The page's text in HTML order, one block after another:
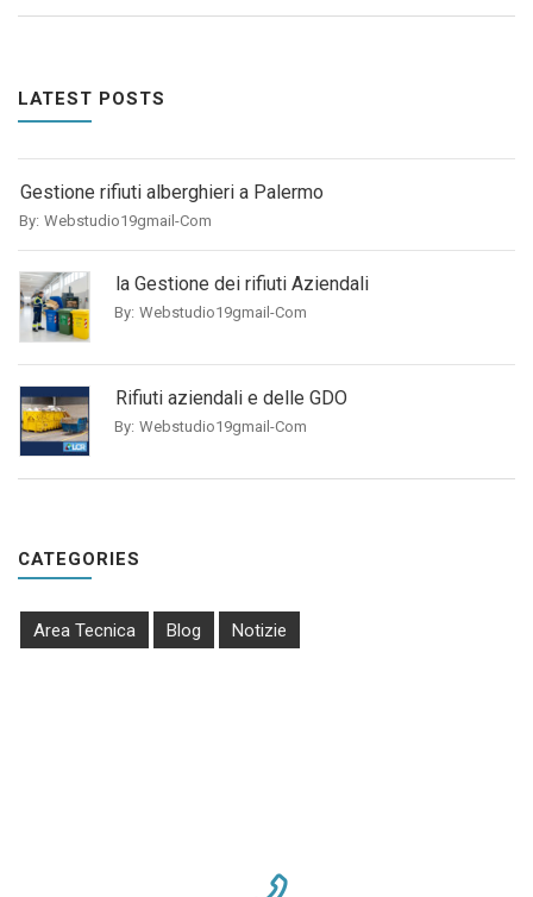
LATEST POSTS
Gestione rifiuti alberghieri a Palermo
By: Webstudio19gmail-Com
la Gestione dei rifiuti Aziendali
By: Webstudio19gmail-Com
Rifiuti aziendali e delle GDO
By: Webstudio19gmail-Com
CATEGORIES
Area Tecnica Blog Notizie